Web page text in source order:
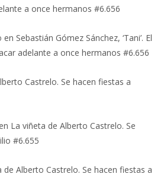
a once hermanos #6.656
en Sebastián Gómez Sánchez, ‘Tani’. El
adelante a once hermanos #6.656
Castrelo. Se hacen fiestas a
en La viñeta de Alberto Castrelo. Se
#6.655
de Alberto Castrelo. Se hacen fiestas a